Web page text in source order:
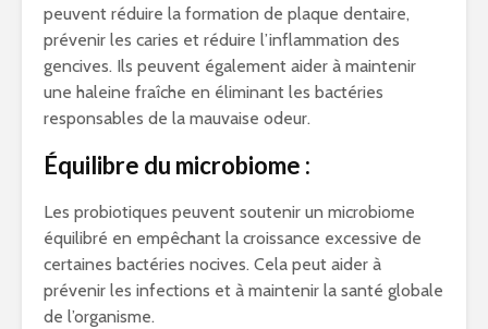
peuvent réduire la formation de plaque dentaire,
prévenir les caries et réduire l’inflammation des
gencives. Ils peuvent également aider à maintenir
une haleine fraîche en éliminant les bactéries
responsables de la mauvaise odeur.
Équilibre du microbiome :
Les probiotiques peuvent soutenir un microbiome
équilibré en empêchant la croissance excessive de
certaines bactéries nocives. Cela peut aider à
prévenir les infections et à maintenir la santé globale
de l’organisme.